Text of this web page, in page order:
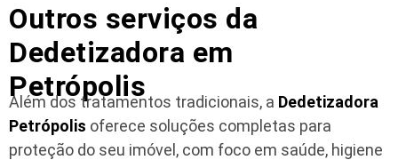
Outros serviços da
Dedetizadora em
Petrópolis
Além dos tratamentos tradicionais, a Dedetizadora
Petrópolis oferece soluções completas para
proteção do seu imóvel, com foco em saúde, higiene